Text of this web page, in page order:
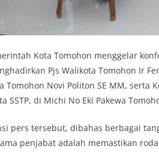
Kota Tomohon menggelar
Pjs Walikota Tomohon Ir
Tomohon Novi Politon SE MM, serta
SSTP, di Michi No Eki Pakewa
pers tersebut, dibahas berbagai
penjabat adalah memastikan